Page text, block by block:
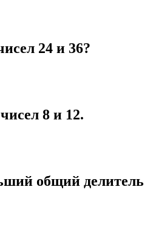
24 и 36?
8 и 12.
общий делитель